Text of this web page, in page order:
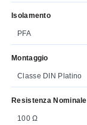
Isolamento
PFA
Montaggio
Classe DIN Platino
Resistenza Nominale
100 Ω